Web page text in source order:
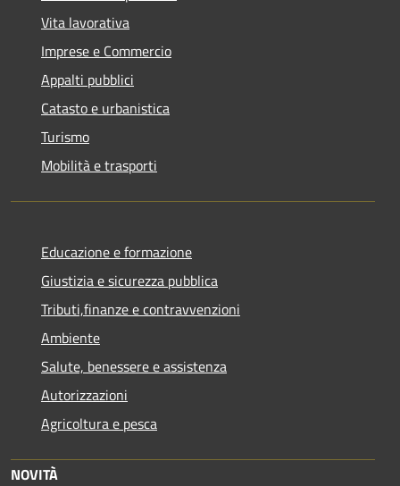
Vita lavorativa
Imprese e Commercio
Appalti pubblici
Catasto e urbanistica
Turismo
Mobilità e trasporti
Educazione e formazione
Giustizia e sicurezza pubblica
Tributi,finanze e contravvenzioni
Ambiente
Salute, benessere e assistenza
Autorizzazioni
Agricoltura e pesca
NOVITÀ